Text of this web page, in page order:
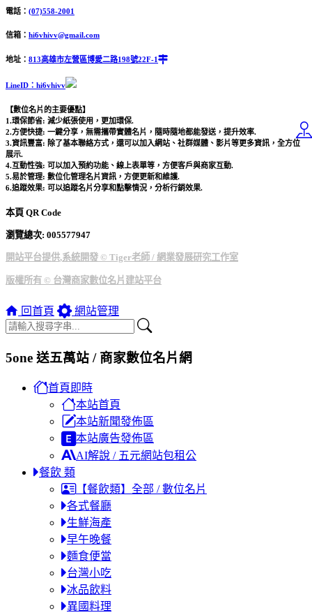
電話： (07)558-2001
信箱： hi6vhivv@gmail.com
地址： 813高雄市左營區博愛二路198號22F-1
LineID：hi6vhivv
【數位名片的主要優點】
1.環保節省: 減少紙張使用，更加環保.
2.方便快捷: 一鍵分享，無需攜帶實體名片，隨時隨地都能發送，提升效率.
3.資訊豐富: 除了基本聯絡方式，還可以加入網站、社群媒體、影片等更多資訊，全方位
展示.
4.互動性強: 可以加入預約功能、線上表單等，方便客戶與商家互動.
5.易於管理: 數位化管理名片資訊，方便更新和維護.
6.追蹤效果: 可以追蹤名片分享和點擊情況，分析行銷效果.
本頁 QR Code
瀏覽總次: 005577947
開站平台提供,系統開發 © Tiger老師 / 網業發展研究工作室
版權所有 © 台灣商家數位名片建站平台
回首頁 網站管理
5one 送五萬站 / 商家數位名片網
首頁即時
本站首頁
本站新聞發佈區
本站廣告發佈區
AI解說 / 五元網站包租公
餐飲 類
【餐飲類】全部 / 數位名片
各式餐廳
生鮮海產
早午晚餐
麵食便當
台灣小吃
冰品飲料
異國料理